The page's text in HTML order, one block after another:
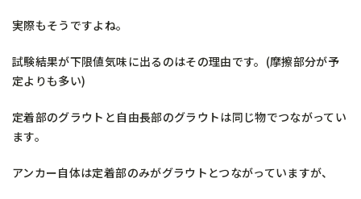
実際もそうですよね。
試験結果が下限値気味に出るのはその理由です。(摩擦部分が予
定よりも多い)
定着部のグラウトと自由長部のグラウトは同じ物でつながってい
ます。
アンカー自体は定着部のみがグラウトとつながっていますが、